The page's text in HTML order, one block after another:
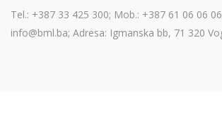
Tel.: +387 33 425 300; Mob.: +387 61 06 06
info@bml.ba; Adresa: Igmanska bb, 71 320